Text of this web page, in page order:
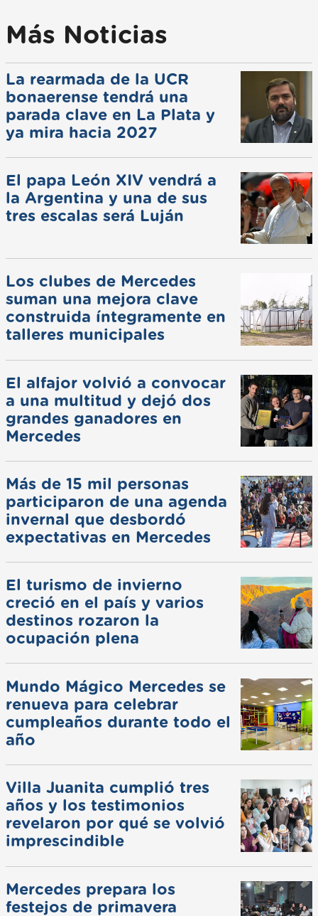
Más Noticias
La rearmada de la UCR
bonaerense tendrá una
parada clave en La Plata y
ya mira hacia 2027
El papa León XIV vendrá a
la Argentina y una de sus
tres escalas será Luján
Los clubes de Mercedes
suman una mejora clave
construida íntegramente en
talleres municipales
El alfajor volvió a convocar
a una multitud y dejó dos
grandes ganadores en
Mercedes
Más de 15 mil personas
participaron de una agenda
invernal que desbordó
expectativas en Mercedes
El turismo de invierno
creció en el país y varios
destinos rozaron la
ocupación plena
Mundo Mágico Mercedes se
renueva para celebrar
cumpleaños durante todo el
año
Villa Juanita cumplió tres
años y los testimonios
revelaron por qué se volvió
imprescindible
Mercedes prepara los
festejos de primavera